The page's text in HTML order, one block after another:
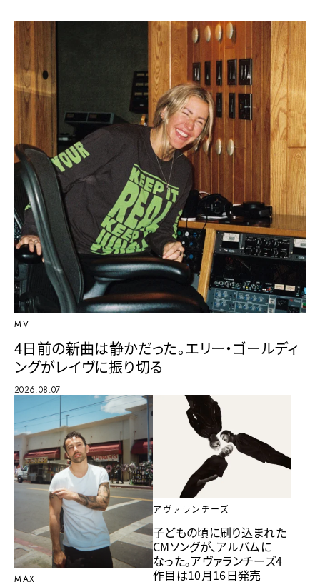
MV
4日前の新曲は静かだった。エリー・ゴールディ
ングがレイヴに振り切る
2026.08.07
MAX
アヴァランチーズ
子どもの頃に刷り込まれた
CMソングが、アルバムに
なった。アヴァランチーズ4
作目は10月16日発売